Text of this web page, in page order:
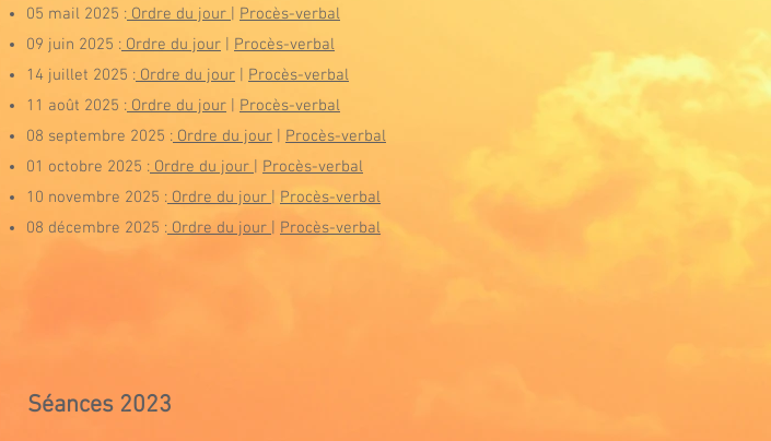
05 mail 2025 : Ordre du jour
Procès-verbal
09 juin 2025 : Ordre du jour
Procès-verbal
14 juillet 2025 : Ordre du jour
Procès-verbal
11 août 2025 : Ordre du jour
Procès-verbal
08 septembre 2025 : Ordre du jour
Procès-verbal
01 octobre 2025 : Ordre du jour
Procès-verbal
10 novembre 2025 : Ordre du jour
Procès-verbal
08 décembre 2025 : Ordre du jour Procès-verbal
Séances 2023